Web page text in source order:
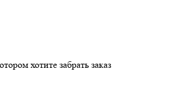
хотите забрать заказ